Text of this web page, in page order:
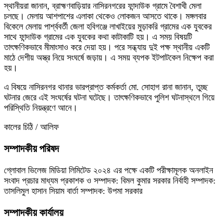
স্থানীয়রা জানান, ব্রাহ্মণবাড়িয়ার নাসিরনগরের ফান্দাউক গ্রামে বৈশাখী মেলা
চলছে। মেলায় আশপাশের এলাকা থেকেও লোকজন আসতে থাকে। মঙ্গলবার
বিকেলে মেলায় পার্শ্ববর্তী জেলা হবিগঞ্জে লাখাইয়ের মুড়াকরি গ্রামের এক যুবকের
সাথে ফান্দাউক গ্রামের এক যুবকের কথা কাটাকাটি হয়। এ সময় বিষয়টি
তাৎক্ষণিকভাবে মীমাংসাও করে দেয়া হয়। পরে সন্ধ্যায় দুই পক্ষ স্থানীয় একটি
মাঠে দেশীয় অস্ত্র নিয়ে সংঘর্ষে জড়ায়। এ সময় ব্যপক ইটপাটকেল নিক্ষেপ করা
হয়।
এ বিষয়ে নাসিরনগর থানার ভারপ্রাপ্ত কর্মকর্তা মো. সোহাগ রানা জানান, তুচ্ছ
ঘটনার জেরে এই সংঘর্ষের ঘটনা ঘটেছে। তাৎক্ষণিকভাবে পুলিশ ঘটনাস্থলে গিয়ে
পরিস্থিতি নিয়ন্ত্রণে আনে।
কালের চিঠি / আলিফ
সম্পাদকীয় পরিষদ
গ্লোবাল ভিলেজ মিডিয়া লিমিটেড ২০২৪ এর পক্ষে একটি পরীক্ষামূলক অনলাইন
সংবাদ প্রচার মাধ্যম প্রকাশক ও সম্পাদক: বিমল কুমার সরকার নির্বাহী সম্পাদক:
তাসলিমুল হাসান সিয়াম বার্তা সম্পাদক: উপমা সরকার
সম্পাদকীয় কার্যালয়